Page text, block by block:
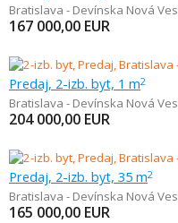
Bratislava - Devínska Nová Ves
167 000,00 EUR
Predaj, 2-izb. byt, 1 m2
Bratislava - Devínska Nová Ves
204 000,00 EUR
Predaj, 2-izb. byt, 35 m2
Bratislava - Devínska Nová Ves
165 000,00 EUR